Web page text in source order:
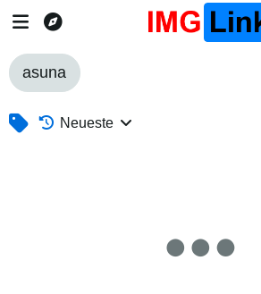
asuna
Neueste